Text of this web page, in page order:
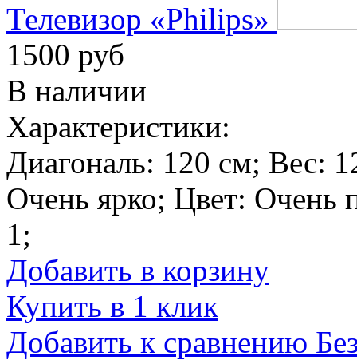
Телевизор «Philips»
1500 руб
В наличии
Характеристики:
Диагональ: 120 см; Вес:
Очень ярко; Цвет: Очень
1;
Добавить в корзину
Купить в 1 клик
Добавить к сравнению